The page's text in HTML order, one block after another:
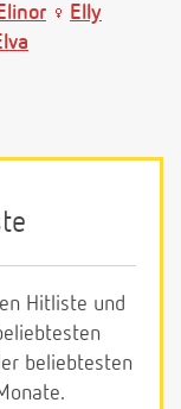
Elly
Hitliste und
beliebtesten